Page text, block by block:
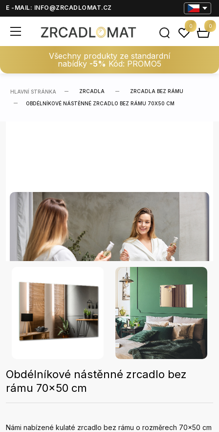
E -MAIL: INFO@ZRCADLOMAT.CZ
Všechny produkty ze standardní
nabídky -5% Kód: PROMO5
0 0
HLAVNÍ STRÁNKA ZRCADLA ZRCADLA BEZ RÁMU
OBDÉLNÍKOVÉ NÁSTĚNNÉ ZRCADLO BEZ RÁMU 70X50 CM
Obdélníkové nástěnné zrcadlo bez
rámu 70x50 cm
Námi nabízené kulaté zrcadlo bez rámu o rozměrech 70x50 cm